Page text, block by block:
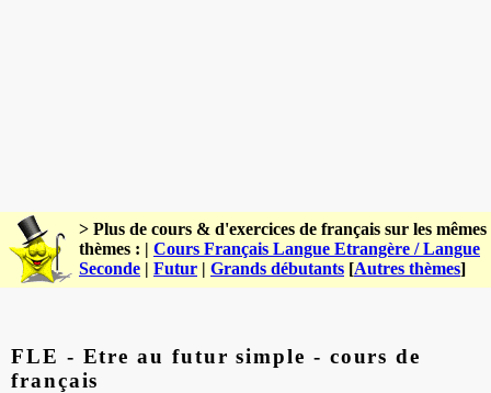
> Plus de cours & d'exercices de français sur les mêmes
thèmes : | Cours Français Langue Etrangère / Langue
Seconde | Futur | Grands débutants [Autres thèmes]
FLE - Etre au futur simple - cours de
français